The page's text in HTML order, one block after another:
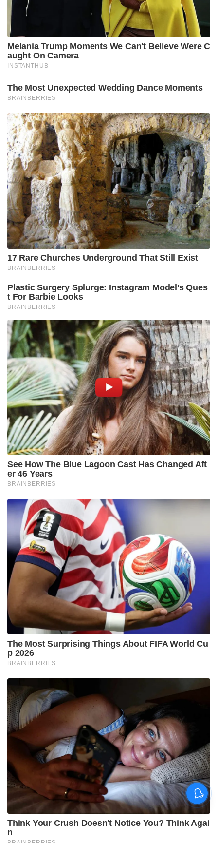
പുനലൂർ ആശുപത്രിയിലെ
സ്വീകരണം;
രോഗികൾക്കുണ്ടായ
ബുദ്ധിമുട്ടിൽ
ആരോഗ്യമന്ത്രിയുടെ